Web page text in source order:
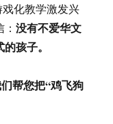
戏化教学激发兴
：没有不爱华文
孩子。
帮您把“鸡飞狗